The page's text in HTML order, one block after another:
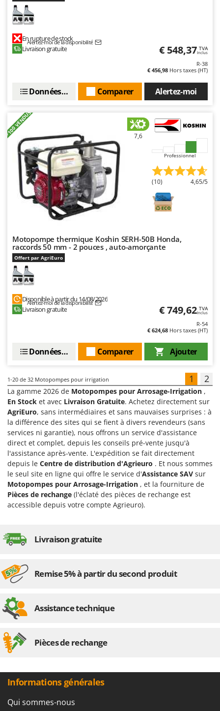
En rupture de stock
Alertez-moi de la disponibilité
Livraison gratuite € 548,37 TVA
Inclus
R-38
€ 456,98 Hors taxes (HT)
Alertez-moi
Comparer
Données techniques
+100 VENDUS 7,6
Professionnel
(10) 4,65/5
Motopompe thermique Koshin SERH-50B Honda,
raccords 50 mm - 2 pouces , auto-amorçante
Offert par AgriEuro
Disponible à partir du 14/08/2026
Alertez-moi de la disponibilité
Livraison gratuite € 749,62 TVA
Inclus
R-54
€ 624,68 Hors taxes (HT)
Ajouter
Comparer
Données techniques
1-20 de 32 Motopompes pour irrigation 1 2
La gamme 2026 de Motopompes pour Arrosage-Irrigation ,
En Stock et avec Livraison Gratuite. Achetez directement sur
AgriEuro, sans intermédiaires et sans mauvaises surprises : à
la différence des sites qui se fient à divers revendeurs (sans
services ni garantie), nous offrons un service d'assistance
direct et complet, depuis les conseils pré-vente jusqu'à
l'assistance après-vente. L'expédition se fait directement
depuis le Centre de distribution d'Agrieuro . Et nous sommes
le seul site en ligne qui offre le service d'Assistance SAV sur
Motopompes pour Arrosage-Irrigation , et la fourniture de
Pièces de rechange (l'éclaté des pièces de rechange est
accessible depuis votre compte Agrieuro).
Livraison gratuite
Remise 5% à partir du second produit
Assistance technique
Pièces de rechange
Informations générales
Qui sommes-nous